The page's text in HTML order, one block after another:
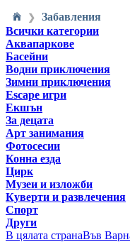
❯
Забавления
Всички категории
Аквапаркове
Басейни
Водни приключения
Зимни приключения
Escape игри
Екшън
За децата
Арт занимания
Фотосесии
Конна езда
Цирк
Музеи и изложби
Куверти и развлечения
Спорт
Други
В цялата странаВъв